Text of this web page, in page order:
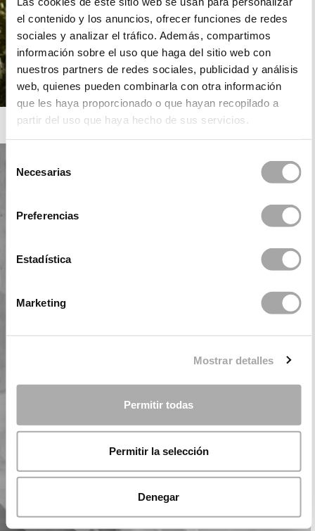
el contenido y los anuncios, ofrecer funciones de redes
sociales y analizar el tráfico. Además, compartimos
información sobre el uso que haga del sitio web con
nuestros partners de redes sociales, publicidad y análisis
web, quienes pueden combinarla con otra información
que les haya proporcionado o que hayan recopilado a
partir del uso que haya hecho de sus servicios.
Necesarias
Preferencias
Estadística
Marketing
Mostrar detalles
Permitir todas
Permitir la selección
Denegar
ROSA CLARÁ